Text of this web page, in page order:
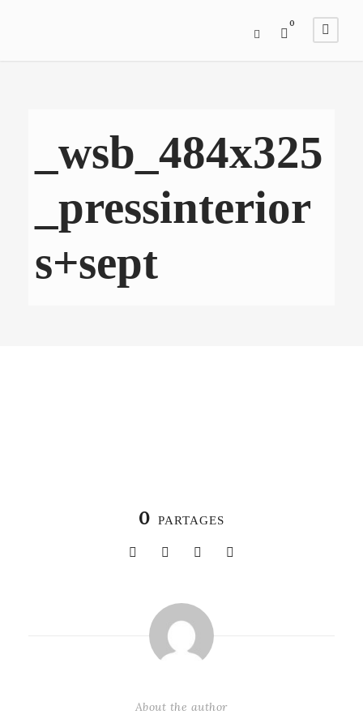
0
_wsb_484x325
_pressinterior
s+sept
0 PARTAGES
About the author